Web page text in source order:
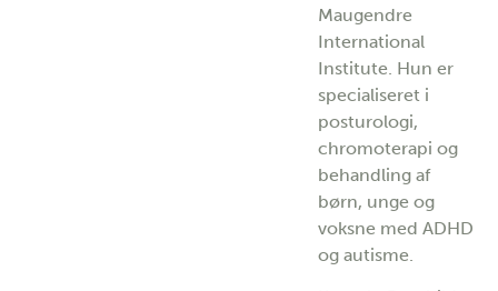
Maugendre
International
Institute. Hun er
specialiseret i
posturologi,
chromoterapi og
behandling af
børn, unge og
voksne med ADHD
og autisme.